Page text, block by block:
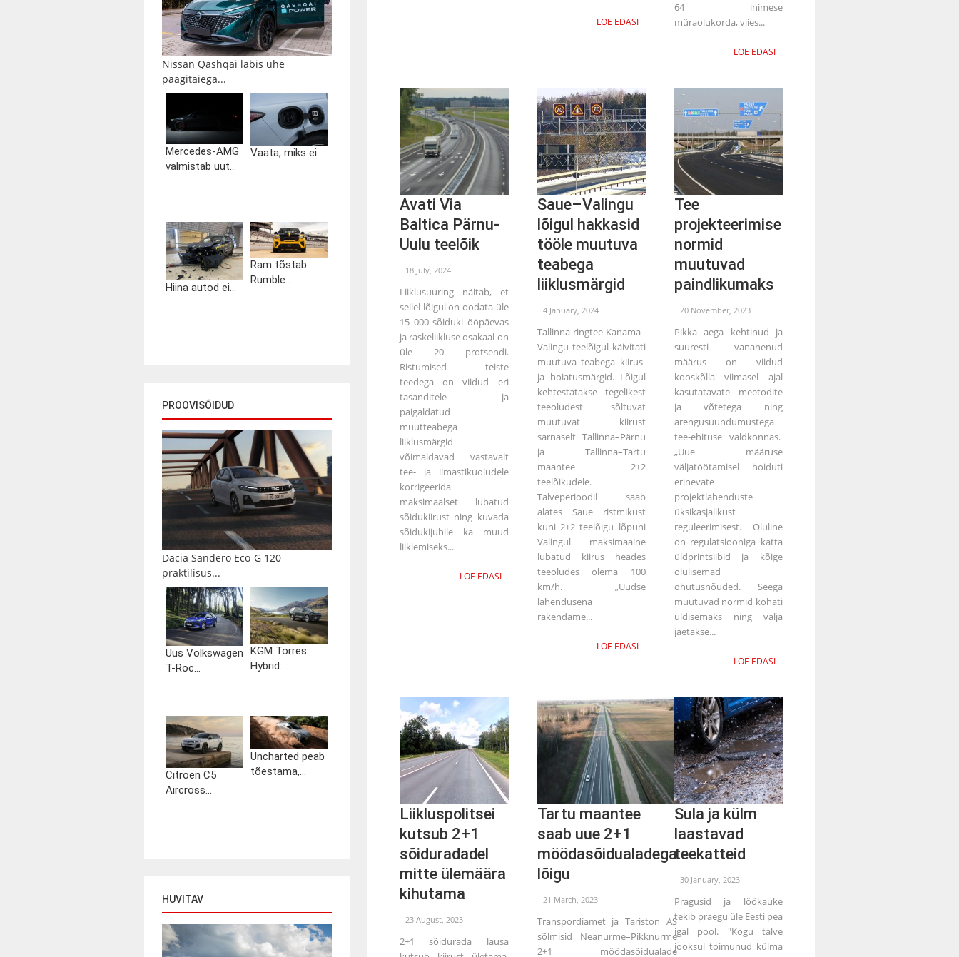
Nissan Qashqai läbis ühe
paagitäiega...
Mercedes-AMG
valmistab uut...
Vaata, miks ei...
Hiina autod ei...
Ram tõstab
Rumble...
PROOVISÕIDUD
Dacia Sandero Eco-G 120
praktilisus...
Uus Volkswagen
T-Roc...
KGM Torres
Hybrid:...
Citroën C5
Aircross...
Uncharted peab
tõestama,...
HUVITAV
LOE EDASI
64 inimese
müraolukorda, viies...
LOE EDASI
Avati Via
Baltica Pärnu-
Uulu teelõik
18 July, 2024
Liiklusuuring näitab, et
sellel lõigul on oodata üle
15 000 sõiduki ööpäevas
ja raskeliikluse osakaal on
üle 20 protsendi.
Ristumised teiste
teedega on viidud eri
tasanditele ja
paigaldatud
muutteabega
liiklusmärgid
võimaldavad vastavalt
tee- ja ilmastikuoludele
korrigeerida
maksimaalset lubatud
sõidukiirust ning kuvada
sõidukijuhile ka muud
liiklemiseks...
LOE EDASI
Saue–Valingu
lõigul hakkasid
tööle muutuva
teabega
liiklusmärgid
4 January, 2024
Tallinna ringtee Kanama–
Valingu teelõigul käivitati
muutuva teabega kiirus-
ja hoiatusmärgid. Lõigul
kehtestatakse tegelikest
teeoludest sõltuvat
muutuvat kiirust
sarnaselt Tallinna–Pärnu
ja Tallinna–Tartu
maantee 2+2
teelõikudele.
Talveperioodil saab
alates Saue ristmikust
kuni 2+2 teelõigu lõpuni
Valingul maksimaalne
lubatud kiirus heades
teeoludes olema 100
km/h. „Uudse
lahendusena
rakendame...
LOE EDASI
Tee
projekteerimise
normid
muutuvad
paindlikumaks
20 November, 2023
Pikka aega kehtinud ja
suuresti vananenud
määrus on viidud
kooskõlla viimasel ajal
kasutatavate meetodite
ja võtetega ning
arengusuundumustega
tee-ehituse valdkonnas.
„Uue määruse
väljatöötamisel hoiduti
erinevate
projektlahenduste
üksikasjalikust
reguleerimisest. Oluline
on regulatsiooniga katta
üldprintsiibid ja kõige
olulisemad
ohutusnõuded. Seega
muutuvad normid kohati
üldisemaks ning välja
jäetakse...
LOE EDASI
Liikluspolitsei
kutsub 2+1
sõiduradadel
mitte ülemäära
kihutama
23 August, 2023
2+1 sõidurada lausa
Tartu maantee
saab uue 2+1
möödasõidualadega
lõigu
21 March, 2023
Transpordiamet ja Tariston AS
sõlmisid Neanurme–Pikknurme
2+1 möödasõidualade
Sula ja külm
laastavad
teekatteid
30 January, 2023
Pragusid ja löökauke
tekib praegu üle Eesti pea
igal pool. "Kogu talve
jooksul toimunud külma